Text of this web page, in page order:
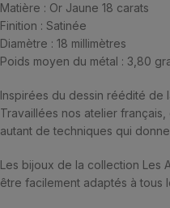
Matière : Or Jaune 18 carats
Finition : Satinée
Diamètre : 18 millimètres
Poids moyen du métal : 3,80
Inspirées du dessin réédité de
Travaillées nos atelier
autant de techniques qui
Les bijoux de la collection Les
être facilement adaptés à tous